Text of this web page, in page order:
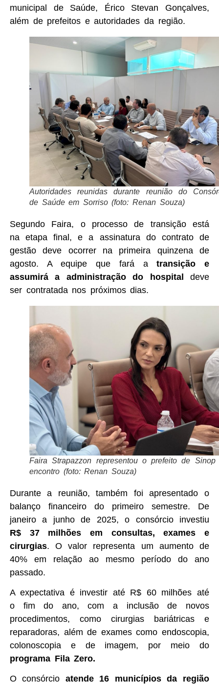
municipal de Saúde, Érico Stevan Gonçalves,
além de prefeitos e autoridades da região.
Autoridades reunidas durante reunião do
de Saúde em Sorriso (foto: Renan Souza)
Segundo Faira, o processo de transição está
na etapa final, e a assinatura do contrato de
gestão deve ocorrer na primeira quinzena de
agosto. A equipe que fará atransição e
assumirá a administração do hospital deve
ser contratada nos próximos dias.
Faira Strapazzon representou o prefeito de Sinop
encontro (foto: Renan Souza)
Durante a reunião, também foi apresentado o
balanço financeiro do primeiro semestre. De
janeiro a junho de 2025, o consórcio investiu
R$ 37 milhões em consultas, exames e
cirurgias. O valor representa um aumento de
40% em relação ao mesmo período do ano
passado.
A expectativa é investir até R$ 60 milhões até
o fim do ano, com a inclusão de novos
procedimentos, como cirurgias bariátricas e
reparadoras, além de exames como endoscopia,
colonoscopia e de imagem, por meio do
programa Fila Zero.
O consórcio atende 16 municípios da região